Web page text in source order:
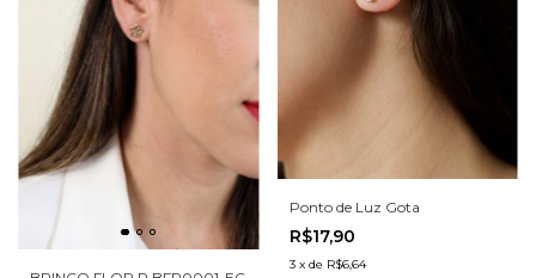
Ponto de Luz Gota
R$17,90
3 x de R$6,64